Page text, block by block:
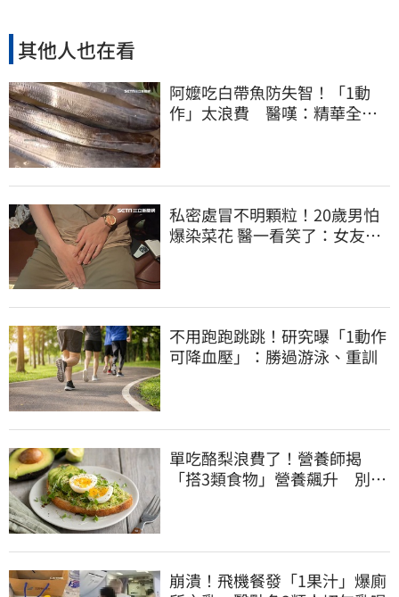
其他人也在看
阿嬤吃白帶魚防失智！「1動
作」太浪費 醫嘆：精華全沒
私密處冒不明顆粒！20歲男怕
爆染菜花 醫一看笑了：女友常
不用跑跑跳跳！研究曝「1動作
可降血壓」：勝過游泳、重訓
單吃酪梨浪費了！營養師揭
「搭3類食物」營養飆升 別再
崩潰！飛機餐發「1果汁」爆廁